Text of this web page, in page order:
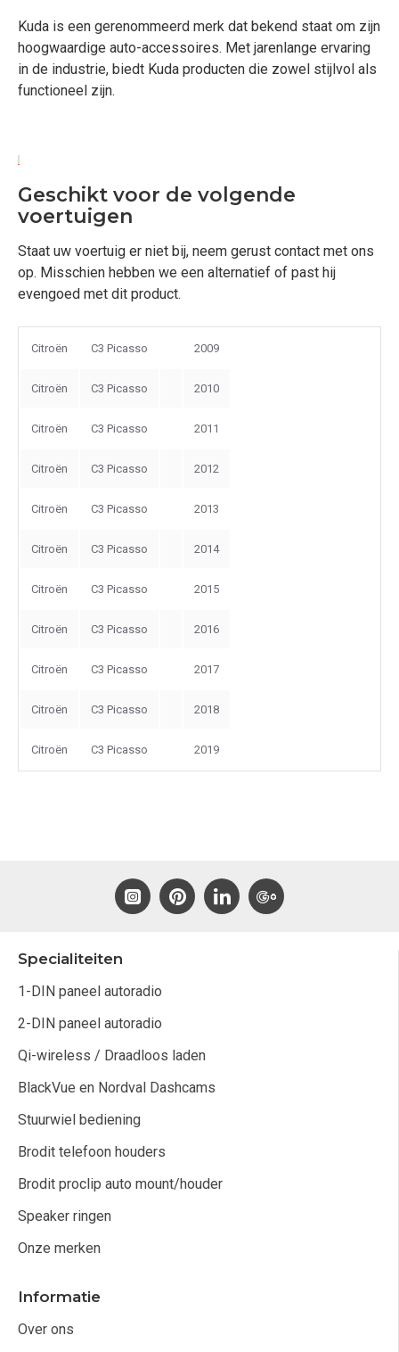
Kuda is een gerenommeerd merk dat bekend staat om zijn
hoogwaardige auto-accessoires. Met jarenlange ervaring
in de industrie, biedt Kuda producten die zowel stijlvol als
functioneel zijn.
Geschikt voor de volgende
voertuigen
Staat uw voertuig er niet bij, neem gerust contact met ons
op. Misschien hebben we een alternatief of past hij
evengoed met dit product.
Citroën C3 Picasso 2009
Citroën C3 Picasso 2010
Citroën C3 Picasso 2011
Citroën C3 Picasso 2012
Citroën C3 Picasso 2013
Citroën C3 Picasso 2014
Citroën C3 Picasso 2015
Citroën C3 Picasso 2016
Citroën C3 Picasso 2017
Citroën C3 Picasso 2018
Citroën C3 Picasso 2019
Specialiteiten
1-DIN paneel autoradio
2-DIN paneel autoradio
Qi-wireless / Draadloos laden
BlackVue en Nordval Dashcams
Stuurwiel bediening
Brodit telefoon houders
Brodit proclip auto mount/houder
Speaker ringen
Onze merken
Informatie
Over ons